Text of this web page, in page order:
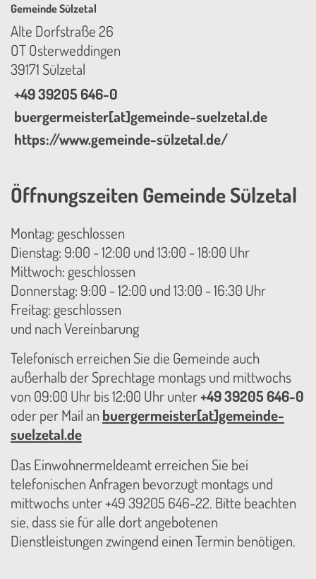
Gemeinde Sülzetal
Alte Dorfstraße 26
OT Osterweddingen
39171 Sülzetal
+49 39205 646-0
buergermeister[at]gemeinde-suelzetal.de
https://www.gemeinde-sülzetal.de/
Öffnungszeiten Gemeinde Sülzetal
Montag: geschlossen
Dienstag: 9:00 - 12:00 und 13:00 - 18:00 Uhr
Mittwoch: geschlossen
Donnerstag: 9:00 - 12:00 und 13:00 - 16:30 Uhr
Freitag: geschlossen
und nach Vereinbarung
Telefonisch erreichen Sie die Gemeinde auch
außerhalb der Sprechtage montags und mittwochs
von 09:00 Uhr bis 12:00 Uhr unter+49 39205 646-0
oder per Mail an buergermeister[at]gemeinde-
suelzetal.de
Das Einwohnermeldeamt erreichen Sie bei
telefonischen Anfragen bevorzugt montags und
mittwochs unter +49 39205 646-22. Bitte beachten
sie, dass sie für alle dort angebotenen
Dienstleistungen zwingend einen Termin benötigen.